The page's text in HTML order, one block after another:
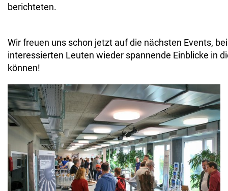
berichteten.
Wir freuen uns schon jetzt auf die nächsten Events,
interessierten Leuten wieder spannende Einblicke in
können!